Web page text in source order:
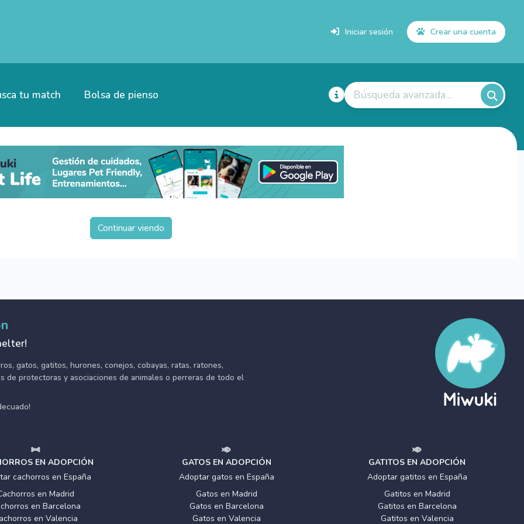
Iniciar sesión Crear una cuenta
tu match Bolsa de pienso Búsqueda avanzada...
Continuar viendo
gatos, gatitos, hurones, conejos, cobayas, ratas, ratones,
de protectoras y asociaciones de animales o perreras de todo el
EN ADOPCIÓN
cachorros en España
en Madrid
en Barcelona
en Valencia
GATOS EN ADOPCIÓN
Adoptar gatos en España
Gatos en Madrid
Gatos en Barcelona
Gatos en Valencia
GATITOS EN ADOPCIÓN
Adoptar gatitos en España
Gatitos en Madrid
Gatitos en Barcelona
Gatitos en Valencia